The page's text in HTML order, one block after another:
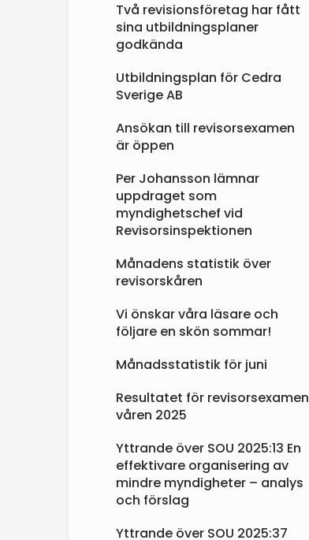
Två revisionsföretag har fått
sina utbildningsplaner
godkända
Utbildningsplan för Cedra
Sverige AB
Ansökan till revisorsexamen
är öppen
Per Johansson lämnar
uppdraget som
myndighetschef vid
Revisorsinspektionen
Månadens statistik över
revisorskåren
Vi önskar våra läsare och
följare en skön sommar!
Månadsstatistik för juni
Resultatet för revisorsexamen
våren 2025
Yttrande över SOU 2025:13 En
effektivare organisering av
mindre myndigheter – analys
och förslag
Yttrande över SOU 2025:37